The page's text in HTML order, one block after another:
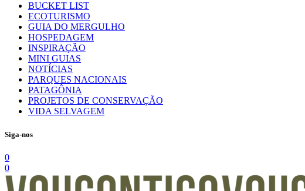
BUCKET LIST
ECOTURISMO
GUIA DO MERGULHO
HOSPEDAGEM
INSPIRAÇÃO
MINI GUIAS
NOTÍCIAS
PARQUES NACIONAIS
PATAGÔNIA
PROJETOS DE CONSERVAÇÃO
VIDA SELVAGEM
Siga-nos
0
0